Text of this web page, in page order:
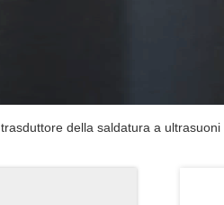
trasduttore della saldatura a